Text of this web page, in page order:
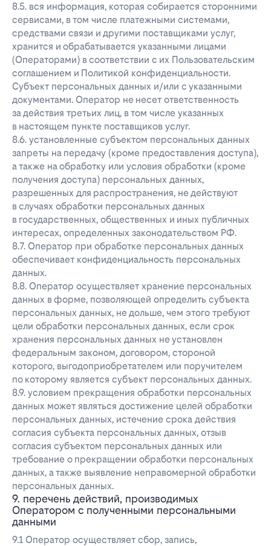
8.5. вся информация, которая собирается сторонними
сервисами, в том числе платежными системами,
средствами связи и другими поставщиками услуг,
хранится и обрабатывается указанными лицами
(Операторами) в соответствии с их Пользовательским
соглашением и Политикой конфиденциальности.
Субъект персональных данных и/или с указанными
документами. Оператор не несет ответственность
за действия третьих лиц, в том числе указанных
в настоящем пункте поставщиков услуг.
8.6. установленные субъектом персональных данных
запреты на передачу (кроме предоставления доступа),
а также на обработку или условия обработки (кроме
получения доступа) персональных данных,
разрешенных для распространения, не действуют
в случаях обработки персональных данных
в государственных, общественных и иных публичных
интересах, определенных законодательством РФ.
8.7. Оператор при обработке персональных данных
обеспечивает конфиденциальность персональных
данных.
8.8. Оператор осуществляет хранение персональных
данных в форме, позволяющей определить субъекта
персональных данных, не дольше, чем этого требуют
цели обработки персональных данных, если срок
хранения персональных данных не установлен
федеральным законом, договором, стороной
которого, выгодоприобретателем или поручителем
по которому является субъект персональных данных.
8.9. условием прекращения обработки персональных
данных может являться достижение целей обработки
персональных данных, истечение срока действия
согласия субъекта персональных данных, отзыв
согласия субъектом персональных данных или
требование о прекращении обработки персональных
данных, а также выявление неправомерной обработки
персональных данных.
9. перечень действий, производимых
Оператором с полученными персональными
данными
9.1 Оператор осуществляет сбор, запись,